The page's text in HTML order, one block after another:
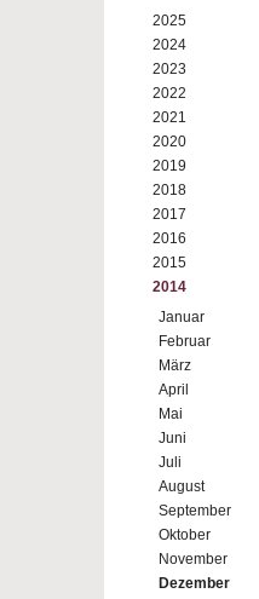
2025
2024
2023
2022
2021
2020
2019
2018
2017
2016
2015
2014
Januar
Februar
März
April
Mai
Juni
Juli
August
September
Oktober
November
Dezember